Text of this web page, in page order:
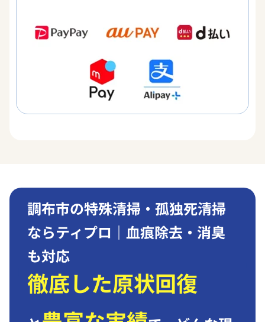
調布市の特殊清掃・孤独死清掃
ならティプロ｜血痕除去・消臭
も対応
徹底した原状回復